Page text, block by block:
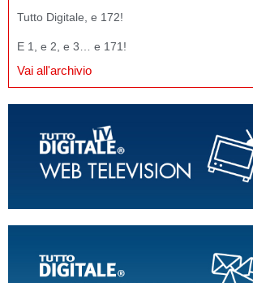
Tutto Digitale, e 172!
E 1, e 2, e 3… e 171!
Vai all'archivio